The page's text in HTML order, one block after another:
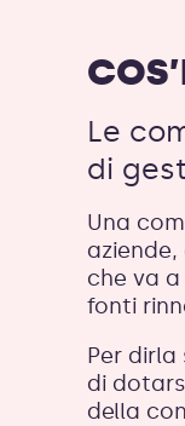
Le
di
Una
che va
fonti
Per
di
della